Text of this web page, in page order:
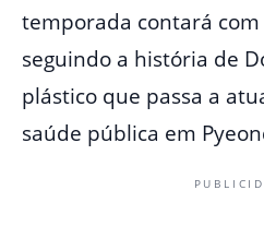
temporada contará
seguindo a história de
plástico que passa a
saúde pública em